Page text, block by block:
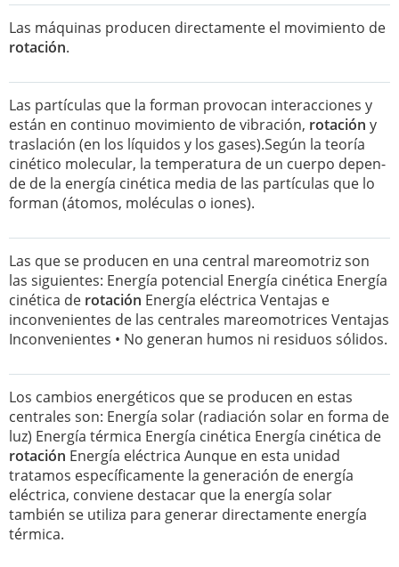
Las máquinas producen directamente el movimiento de
rotación.
Las partículas que la forman provocan interacciones y
están en continuo movimiento de vibración, rotación y
traslación (en los líquidos y los gases).Según la teoría
cinético molecular, la temperatura de un cuerpo depen-
de de la energía cinética media de las partículas que lo
forman (átomos, moléculas o iones).
Las que se producen en una central mareomotriz son
las siguientes: Energía potencial Energía cinética Energía
cinética de rotación Energía eléctrica Ventajas e
inconvenientes de las centrales mareomotrices Ventajas
Inconvenientes • No generan humos ni residuos sólidos.
Los cambios energéticos que se producen en estas
centrales son: Energía solar (radiación solar en forma de
luz) Energía térmica Energía cinética Energía cinética de
rotación Energía eléctrica Aunque en esta unidad
tratamos específicamente la generación de energía
eléctrica, conviene destacar que la energía solar
también se utiliza para generar directamente energía
térmica.